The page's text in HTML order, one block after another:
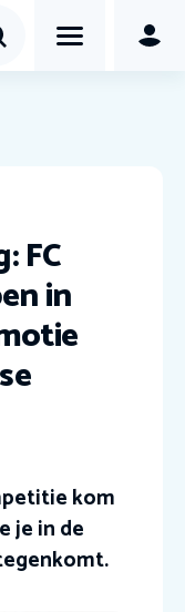
FC
in
kom
je in de